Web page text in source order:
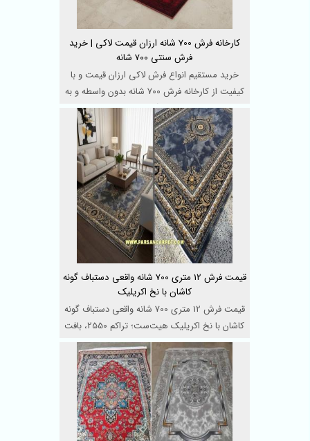
کارخانه فرش 700 شانه ارزان قیمت لاکی | خرید
فرش سنتی 700 شانه
خرید مستقیم انواع فرش لاکی ارزان قیمت و با
کیفیت از کارخانه فرش 700 شانه بدون واسطه و به
صورت آنلاین ...
قیمت فرش 12 متری 700 شانه واقعی دستباف گونه
کاشان با نخ اکریلیک
قیمت فرش 12 متری 700 شانه واقعی دستباف گونه
کاشان با نخ اکریلیک هیت‌ست؛ تراکم 2550، بافت
HCP، د ...